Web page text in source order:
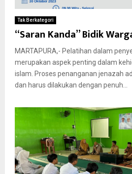
Tak Berkategori
“Saran Kanda” Bidik
MARTAPURA,- Pelatihan dalam
merupakan aspek penting dalam
islam. Proses penanganan jenazah
dan harus dilakukan dengan penuh...